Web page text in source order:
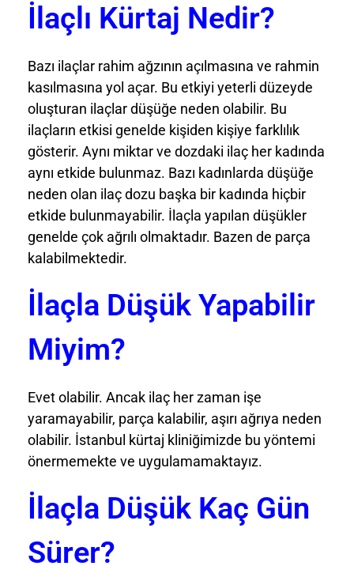
İlaçlı Kürtaj Nedir?
Bazı ilaçlar rahim ağzının açılmasına ve rahmin
kasılmasına yol açar. Bu etkiyi yeterli düzeyde
oluşturan ilaçlar düşüğe neden olabilir. Bu
ilaçların etkisi genelde kişiden kişiye farklılık
gösterir. Aynı miktar ve dozdaki ilaç her kadında
aynı etkide bulunmaz. Bazı kadınlarda düşüğe
neden olan ilaç dozu başka bir kadında hiçbir
etkide bulunmayabilir. İlaçla yapılan düşükler
genelde çok ağrılı olmaktadır. Bazen de parça
kalabilmektedir.
İlaçla Düşük Yapabilir
Miyim?
Evet olabilir. Ancak ilaç her zaman işe
yaramayabilir, parça kalabilir, aşırı ağrıya neden
olabilir. İstanbul kürtaj kliniğimizde bu yöntemi
önermemekte ve uygulamamaktayız.
İlaçla Düşük Kaç Gün
Sürer?